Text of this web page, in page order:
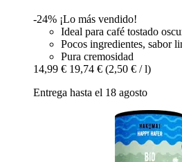
-24% ¡Lo más vendido!
Ideal para café tostado
Pocos ingredientes, sabor
Pura cremosidad
14,99 € 19,74 € (2,50 € / l)
Entrega hasta el 18 agosto